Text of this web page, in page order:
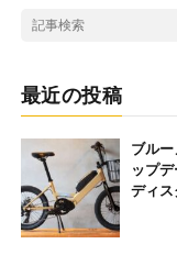
最近の投稿
ブルー
ップ
ディス